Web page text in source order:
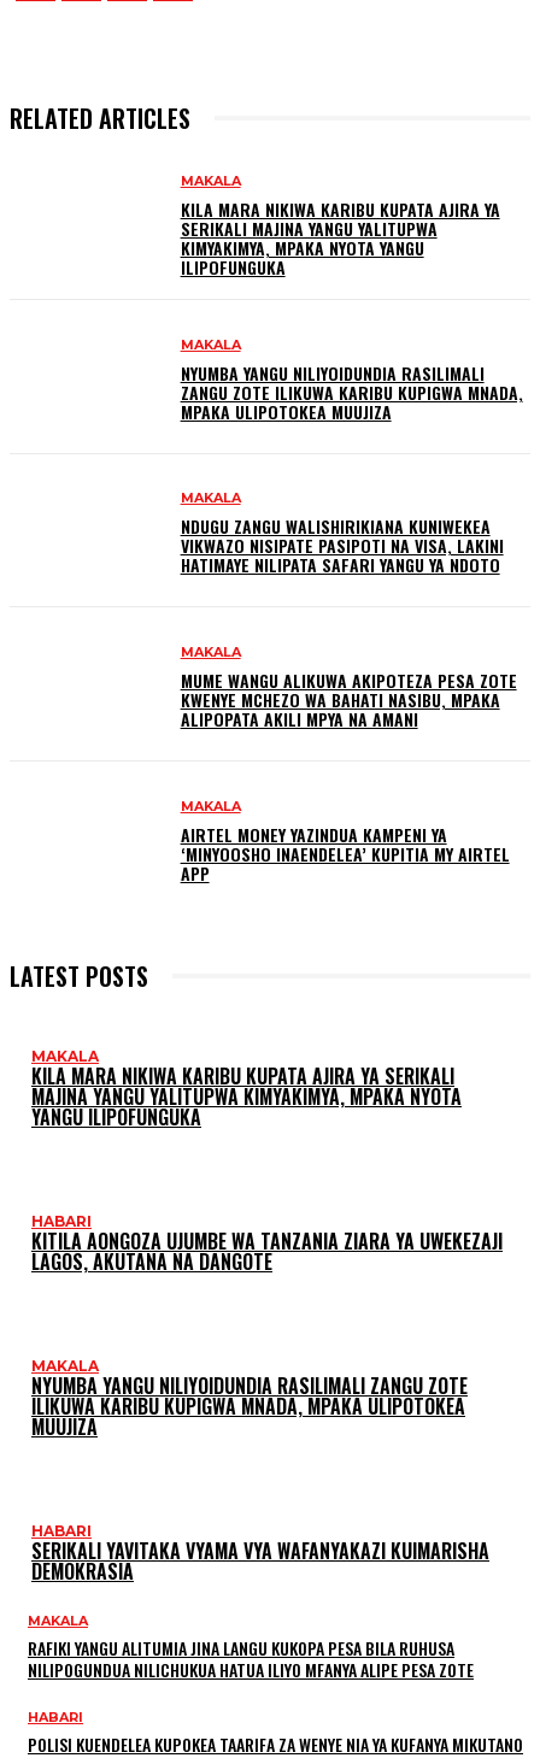
RELATED ARTICLES
MAKALA
KILA MARA NIKIWA KARIBU KUPATA AJIRA YA
SERIKALI MAJINA YANGU YALITUPWA
KIMYAKIMYA, MPAKA NYOTA YANGU
ILIPOFUNGUKA
MAKALA
NYUMBA YANGU NILIYOIDUNDIA RASILIMALI
ZANGU ZOTE ILIKUWA KARIBU KUPIGWA MNADA,
MPAKA ULIPOTOKEA MUUJIZA
MAKALA
NDUGU ZANGU WALISHIRIKIANA KUNIWEKEA
VIKWAZO NISIPATE PASIPOTI NA VISA, LAKINI
HATIMAYE NILIPATA SAFARI YANGU YA NDOTO
MAKALA
MUME WANGU ALIKUWA AKIPOTEZA PESA ZOTE
KWENYE MCHEZO WA BAHATI NASIBU, MPAKA
ALIPOPATA AKILI MPYA NA AMANI
MAKALA
AIRTEL MONEY YAZINDUA KAMPENI YA
‘MINYOOSHO INAENDELEA’ KUPITIA MY AIRTEL
APP
LATEST POSTS
MAKALA
KILA MARA NIKIWA KARIBU KUPATA AJIRA YA SERIKALI
MAJINA YANGU YALITUPWA KIMYAKIMYA, MPAKA NYOTA
YANGU ILIPOFUNGUKA
HABARI
KITILA AONGOZA UJUMBE WA TANZANIA ZIARA YA UWEKEZAJI
LAGOS, AKUTANA NA DANGOTE
MAKALA
NYUMBA YANGU NILIYOIDUNDIA RASILIMALI ZANGU ZOTE
ILIKUWA KARIBU KUPIGWA MNADA, MPAKA ULIPOTOKEA
MUUJIZA
HABARI
SERIKALI YAVITAKA VYAMA VYA WAFANYAKAZI KUIMARISHA
DEMOKRASIA
MAKALA
RAFIKI YANGU ALITUMIA JINA LANGU KUKOPA PESA BILA RUHUSA
NILIPOGUNDUA NILICHUKUA HATUA ILIYO MFANYA ALIPE PESA ZOTE
HABARI
POLISI KUENDELEA KUPOKEA TAARIFA ZA WENYE NIA YA KUFANYA MIKUTANO